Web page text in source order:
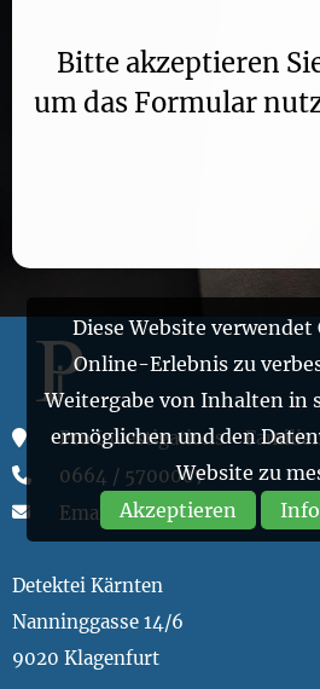
Diese Website
Online-Erlebnis zu
Weitergabe von Inhalten in
ermöglichen und den
Website zu
Akzeptieren
Bitte akzeptieren
um das Formular
Pro Investigations -
0664 / 5700007
Email
Detektei Kärnten
Nanninggasse 14/6
9020 Klagenfurt